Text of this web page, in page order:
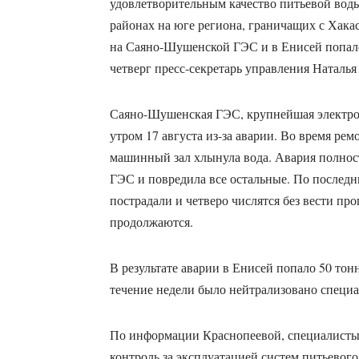
районах на юге региона, граничащих с
на Саяно-Шушенской ГЭС и в Енисей
четверг пресс-секретарь управления
Саяно-Шушенская ГЭС, крупнейшая
утром 17 августа из-за аварии. Во время
машинный зал хлынула вода. Авария
ГЭС и повредила все остальные. По
пострадали и четверо числятся без вести
продолжаются.
В результате аварии в Енисей попало 50
течение недели было нейтрализовано
По информации Краснопеевой,